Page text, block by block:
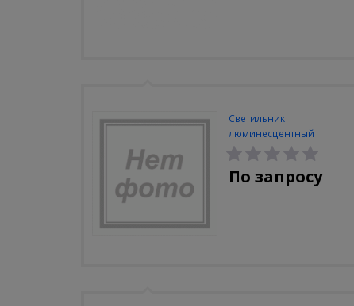
Светильник
люминесцентный
Navigator NEL-A2-E130-T4-
840/WH
По запросу